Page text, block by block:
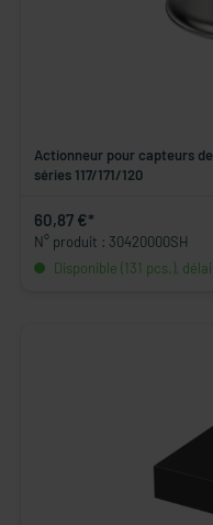
Actionneur pour capteurs
séries 117/171/120
60,87 €*
N° produit : 30420000SH
Disponible (131 pcs.),